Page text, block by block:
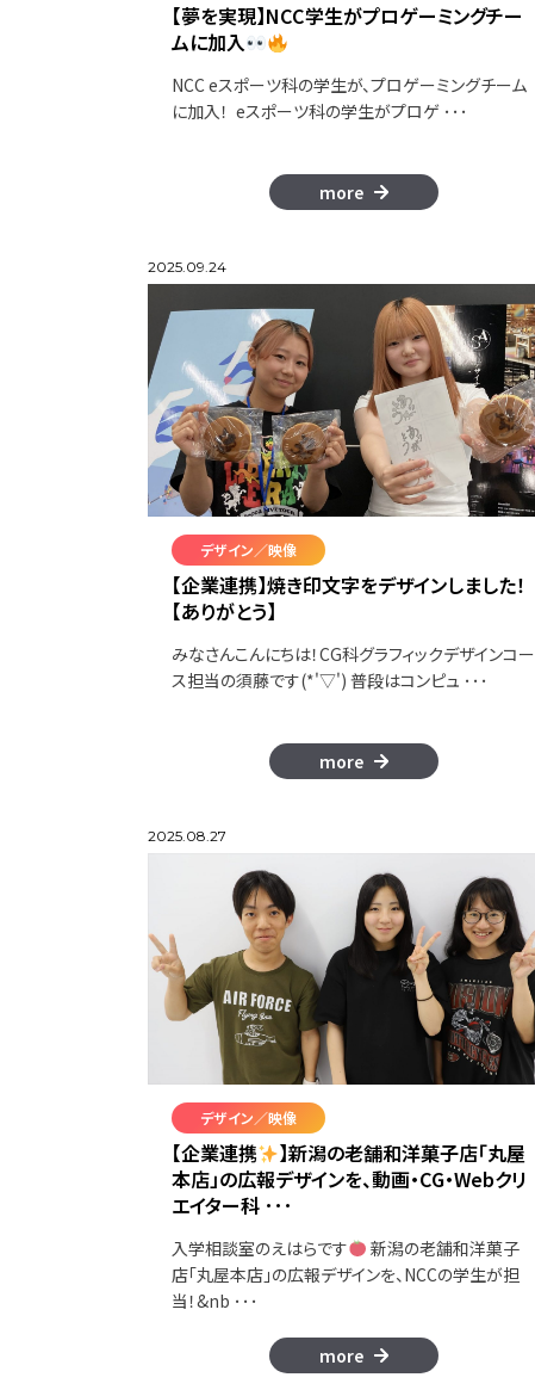
【夢を実現】NCC学生がプロゲーミングチー
ムに加入
NCC eスポーツ科の学生が、プロゲーミングチーム
に加入！ eスポーツ科の学生がプロゲ ･･･
more
2025.09.24
デザイン／映像
【企業連携】焼き印文字をデザインしました！
【ありがとう】
みなさんこんにちは！CG科グラフィックデザインコー
ス担当の須藤です(*'▽') 普段はコンピュ ･･･
more
2025.08.27
デザイン／映像
【企業連携
】新潟の老舗和洋菓子店「丸屋
本店」の広報デザインを、動画・CG・Webクリ
エイター科 ･･･
入学相談室のえはらです
新潟の老舗和洋菓子
店「丸屋本店」の広報デザインを、NCCの学生が担
当！&nb ･･･
more